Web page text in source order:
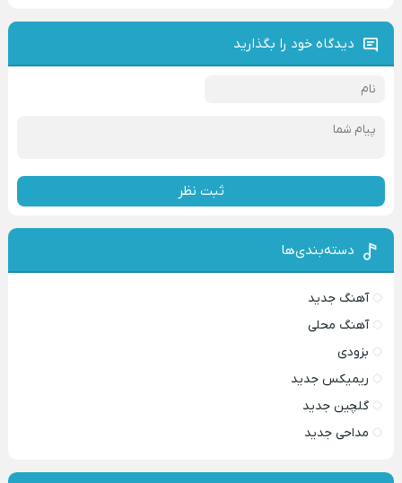
دیدگاه خود را بگذارید
ثبت نظر
دسته‌بندی‌ها
آهنگ جدید
آهنگ محلی
بزودی
ریمیکس جدید
گلچین جدید
مداحی جدید